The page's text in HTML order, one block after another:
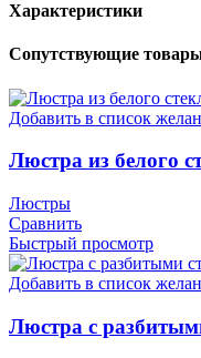
Характеристики
Сопутствующие
Добавить в список
Люстра из белого
Люстры
Сравнить
Быстрый просмотр
Добавить в список
Люстра с